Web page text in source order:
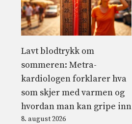
Lavt blodtrykk om
sommeren: Metra-
kardiologen forklarer hva
som skjer med varmen og
hvordan man kan gripe inn
8. august 2026